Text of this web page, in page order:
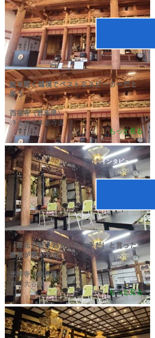
話を聞く環境でベストなスピーカーだと
思う
西福寺（群馬県）
浄土真宗本願寺派
もっと見る
​「耳元で話されているようだ」と言った
感想が聞かれる
光明寺（岐阜県）
真宗大谷派
もっと見る
インタビュー